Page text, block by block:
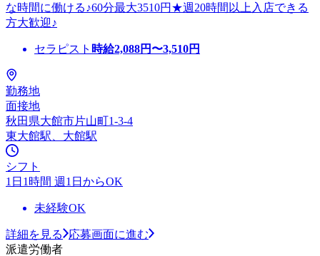
な時間に働ける♪60分最大3510円★週20時間以上入店できる
方大歓迎♪
セラピスト 時給2,088円〜3,510円
勤務地
面接地
秋田県大館市片山町1-3-4
東大館駅、大館駅
シフト
1日1時間 週1日からOK
未経験OK
詳細を見る
応募画面に進む
派遣労働者